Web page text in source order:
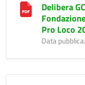
Delibera
Pro Loco
Data